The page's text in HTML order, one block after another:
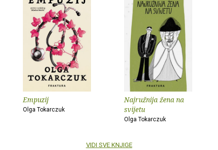
Empuzij
Olga Tokarczuk
Najružnija žena na
svijetu
Olga Tokarczuk
VIDI SVE KNJIGE